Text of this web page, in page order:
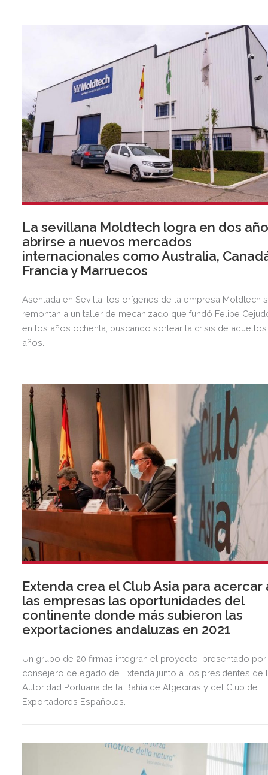
La sevillana Moldtech logra en dos
abrirse a nuevos mercados
internacionales como Australia,
Francia y Marruecos
Asentada en Sevilla, los orígenes de la empresa Moldtech
remontan a un taller de mecanizado que fundó Felipe
en los años ochenta, buscando sortear la crisis de aquellos
años.
Extenda crea el Club Asia para acercar
las empresas las oportunidades del
continente donde más subieron las
exportaciones andaluzas en 2021
Un grupo de 20 firmas integran el proyecto, presentado
consejero delegado de Extenda junto a los presidentes de
Autoridad Portuaria de la Bahía de Algeciras y del Club de
Exportadores Españoles.